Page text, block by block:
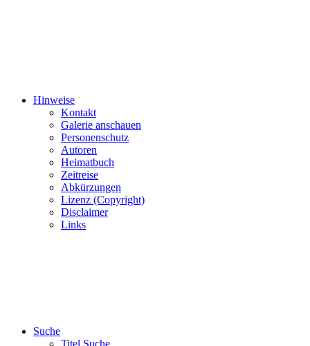
Hinweise
Kontakt
Galerie anschauen
Personenschutz
Autoren
Heimatbuch
Zeitreise
Abkürzungen
Lizenz (Copyright)
Disclaimer
Links
Suche
Titel Suche